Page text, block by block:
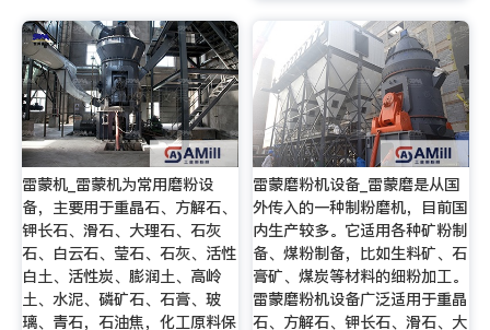
雷蒙机_雷蒙机为常用磨粉设
备，主要用于重晶石、方解石、
钾长石、滑石、大理石、石灰
石、白云石、莹石、石灰、活性
白土、活性炭、膨润土、高岭
土、水泥、磷矿石、石膏、玻
璃、青石，石油焦，化工原料保
雷蒙磨粉机设备_雷蒙磨是从国
外传入的一种制粉磨机，目前国
内生产较多。它适用各种矿粉制
备、煤粉制备，比如生料矿、石
膏矿、煤炭等材料的细粉加工。
雷蒙磨粉机设备广泛适用于重晶
石、方解石、钾长石、滑石、大